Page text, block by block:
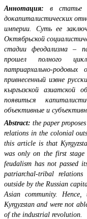
Аннотация: в статье
докапиталистических
империи. Суть ее
Октябрьской
стадии феодализма –
прошел полного
патриархально-
привнесенный извне
кыргызской азиатской
появиться
объективные и
Abstract: the paper
relations in the colonial
this article is that
was only on the first
feudalism has not passed
patriarchal-tribal
outside by the Russian
Asian community.
Kyrgyzstan and were not
of the industrial revolution.